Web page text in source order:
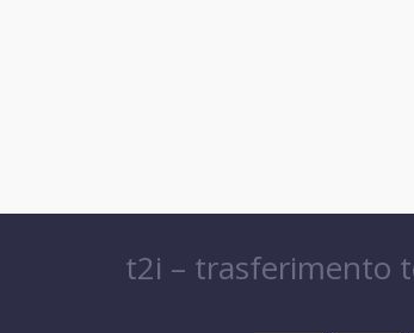
t2i – trasferimento